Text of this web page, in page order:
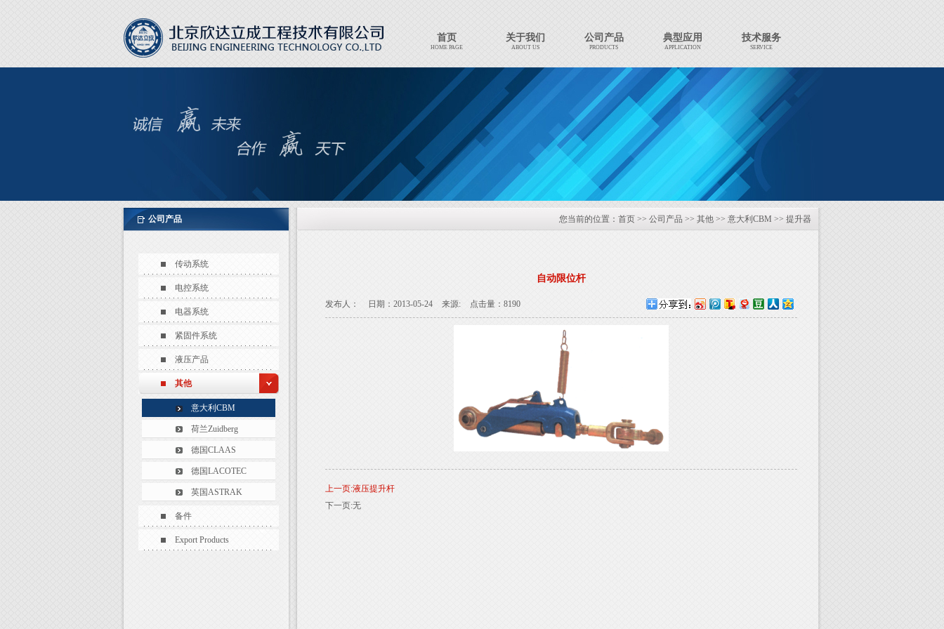
首页
HOME PAGE
关于我们
ABOUT US
公司产品
PRODUCTS
典型应用
APPLICATION
技术服务
SERVICE
EXPORT PRODUCTS
公司产品
传动系统
电控系统
电器系统
紧固件系统
液压产品
其他
意大利CBM
荷兰Zuidberg
德国CLAAS
德国LACOTEC
英国ASTRAK
备件
Export Products
您当前的位置： 首页 >> 公司产品 >> 其他 >> 意大利CBM >> 提升器
自动限位杆
发布人： 日期：2013-05-24 来源: 点击量：8190
上一页:液压提升杆
下一页:无